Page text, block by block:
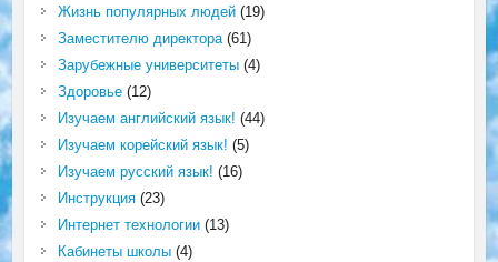
Жизнь популярных людей(19)
Заместителю директора(61)
Зарубежные университеты(4)
Здоровье(12)
Изучаем английский язык! (44)
Изучаем корейский язык! (5)
Изучаем русский язык! (16)
Инструкция(23)
Интернет технологии(13)
Кабинеты школы(4)